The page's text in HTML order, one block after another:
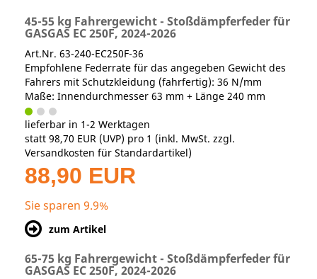
45-55 kg Fahrergewicht - Stoßdämpferfeder für
GASGAS EC 250F, 2024-2026
Art.Nr. 63-240-EC250F-36
Empfohlene Federrate für das angegeben Gewicht des
Fahrers mit Schutzkleidung (fahrfertig): 36 N/mm
Maße: Innendurchmesser 63 mm + Länge 240 mm
lieferbar in 1-2 Werktagen
statt 98,70 EUR (UVP) pro 1 (inkl. MwSt. zzgl.
Versandkosten für Standardartikel)
88,90 EUR
Sie sparen 9.9%
zum Artikel
65-75 kg Fahrergewicht - Stoßdämpferfeder für
GASGAS EC 250F, 2024-2026